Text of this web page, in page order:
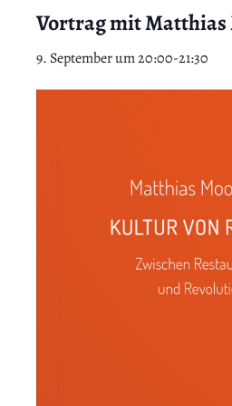
Vortrag mit Matthias
9. September um 20:00-21:30